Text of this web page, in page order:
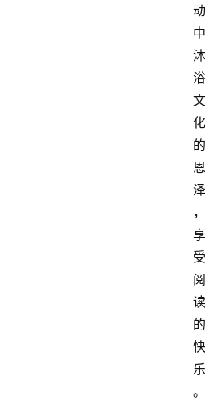
动
中
沐
浴
文
化
的
恩
泽
，
享
受
阅
读
的
快
乐
。